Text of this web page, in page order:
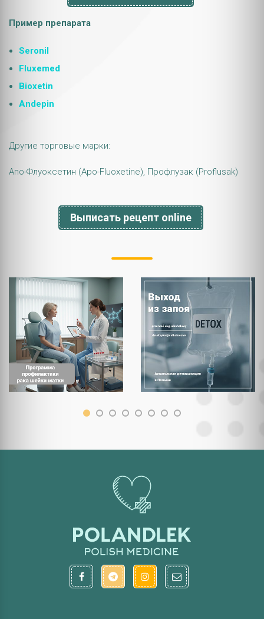
Пример препарата
Seronil
Fluxemed
Bioxetin
Andepin
Другие торговые марки:
Апо-Флуоксетин (Apo-Fluoxetine), Профлузак (Proflusak)
Выписать рецепт online